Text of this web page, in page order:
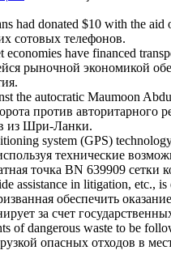
had donated $10 with the aid
сотовых телефонов.
have financed
рыночной экономикой
the autocratic Maumoon
против
из Шри-Ланки.
system (GPS)
технические
точка BN 639909
assistance in litigation, etc.,
обеспечить
за счет
of dangerous waste to be
опасных отходов в